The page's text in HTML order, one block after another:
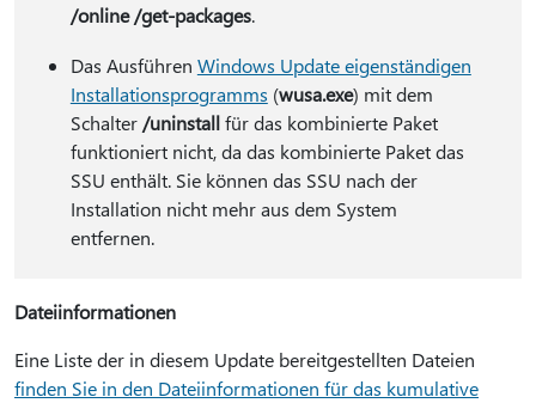
/online /get-packages.
Das Ausführen Windows Update eigenständigen
Installationsprogramms (wusa.exe) mit dem
Schalter /uninstallfür das kombinierte Paket
funktioniert nicht, da das kombinierte Paket das
SSU enthält. Sie können das SSU nach der
Installation nicht mehr aus dem System
entfernen.
Dateiinformationen
Eine Liste der in diesem Update bereitgestellten Dateien
finden Sie in den Dateiinformationen für das kumulative